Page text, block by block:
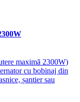
maximă 2300W)
cu bobinaj din
șantier sau